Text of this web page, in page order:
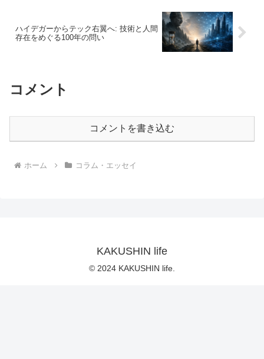
ハイデガーからテック右翼へ: 技術と人間
存在をめぐる100年の問い
コメント
コメントを書き込む
ホーム コラム・エッセイ
KAKUSHIN life
© 2024 KAKUSHIN life.